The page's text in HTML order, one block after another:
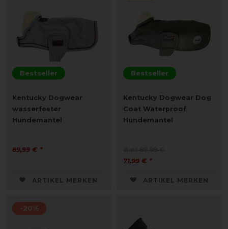
Bestseller
Kentucky Dogwear
wasserfester
Hundemantel
89,99 € *
ARTIKEL MERKEN
Bestseller
Kentucky Dogwear Dog
Coat Waterproof
Hundemantel
71,99 € *
ARTIKEL MERKEN
-20%